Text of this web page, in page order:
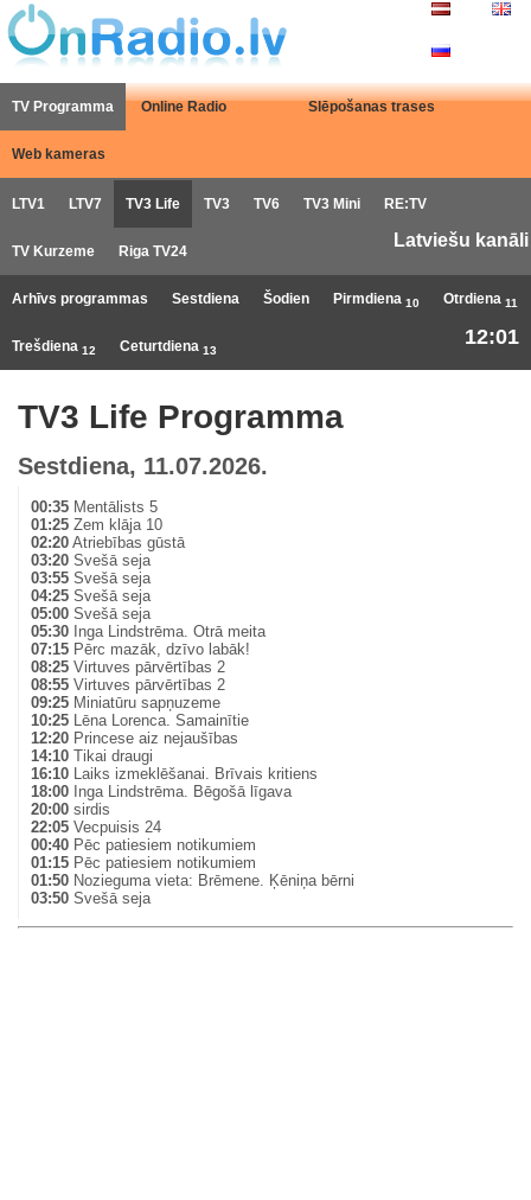
TV Programma Online Radio Slēpošanas trases
Web kameras
LTV1 LTV7 TV3 Life TV3 TV6 TV3 Mini RE:TV
TV Kurzeme Riga TV24
Latviešu kanāli
Arhīvs programmas Sestdiena Šodien Pirmdiena 10 Otrdiena 11
Trešdiena 12 Ceturtdiena 13
12:01
TV3 Life Programma
Sestdiena, 11.07.2026.
00:35 Mentālists 5
01:25 Zem klāja 10
02:20 Atriebības gūstā
03:20 Svešā seja
03:55 Svešā seja
04:25 Svešā seja
05:00 Svešā seja
05:30 Inga Lindstrēma. Otrā meita
07:15 Pērc mazāk, dzīvo labāk!
08:25 Virtuves pārvērtības 2
08:55 Virtuves pārvērtības 2
09:25 Miniatūru sapņuzeme
10:25 Lēna Lorenca. Samainītie
12:20 Princese aiz nejaušības
14:10 Tikai draugi
16:10 Laiks izmeklēšanai. Brīvais kritiens
18:00 Inga Lindstrēma. Bēgošā līgava
20:00 sirdis
22:05 Vecpuisis 24
00:40 Pēc patiesiem notikumiem
01:15 Pēc patiesiem notikumiem
01:50 Nozieguma vieta: Brēmene. Ķēniņa bērni
03:50 Svešā seja